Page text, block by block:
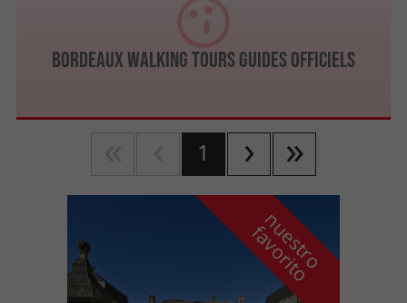
Bordeaux Walking Tours GUIDES OFFICIELS
1
n
u
e
s
t
r
o
f
a
v
o
r
i
t
o